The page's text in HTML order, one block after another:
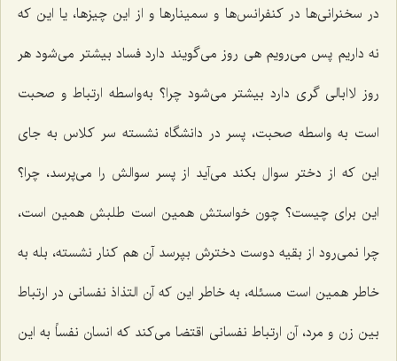
در سخنرانی‌ها در کنفرانس‌ها و سمینارها و از این چیزها، یا این که
نه داریم پس می‌رویم هی روز می‌گویند دارد فساد بیشتر می‌شود هر
روز لاابالی گری دارد بیشتر می‌شود چرا؟ به‌واسطه ارتباط و صحبت
است به واسطه صحبت، پسر در دانشگاه نشسته سر کلاس به جای
این که از دختر سوال بکند می‌آید از پسر سوالش را می‌پرسد، چرا؟
این برای چیست؟ چون خواستش همین است طلبش همین است،
چرا نمی‌رود از بقیه دوست دخترش بپرسد آن هم کنار نشسته، بله به
خاطر همین است مسئله، به خاطر این که آن التذاذ نفسانی در ارتباط
بین زن و مرد، آن ارتباط نفسانی اقتضا می‌کند که انسان نفساً به این